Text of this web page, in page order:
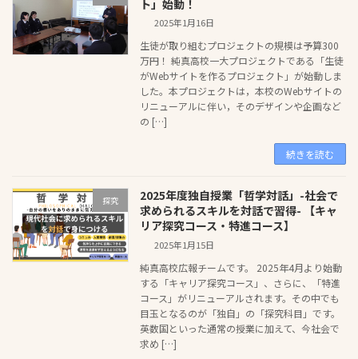
ト」始動！
2025年1月16日
生徒が取り組むプロジェクトの規模は予算300
万円！ 純真高校一大プロジェクトである「生徒
がWebサイトを作るプロジェクト」が始動しま
した。本プロジェクトは，本校のWebサイトの
リニューアルに伴い，そのデザインや企画など
の […]
続きを読む
探究
2025年度独自授業「哲学対話」-社会で
求められるスキルを対話で習得- 【キャ
リア探究コース・特進コース】
2025年1月15日
純真高校広報チームです。 2025年4月より始動
する「キャリア探究コース」、さらに、「特進
コース」がリニューアルされます。その中でも
目玉となるのが「独自」の「探究科目」です。
英数国といった通常の授業に加えて、今社会で
求め […]